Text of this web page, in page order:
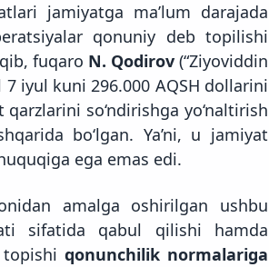
jamiyatga ma’lum darajada
qonuniy deb topilishi
fuqaro N. Qodirov(“Ziyoviddin
7 iyul kuni 296.000 AQSH dollarini
so‘ndirishga yo‘naltirish
bo‘lgan. Ya’ni, u jamiyat
ega emas edi.
amalga oshirilgan ushbu
sifatida qabul qilishi hamda
qonunchilik normalariga